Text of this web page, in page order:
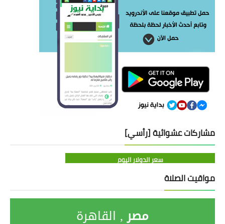
مشاركات عشوائية [رأسي]
سعر الدولار اليوم
مواقيت الصلاة